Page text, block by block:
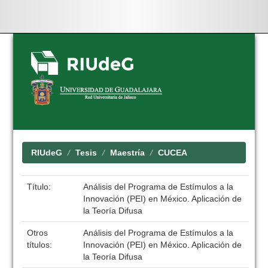
Skip
navigation
RIUdeG Tesis Maestría CUCEA
Título:
Análisis del Programa de Estímulos a la
Innovación (PEI) en México. Aplicación de
la Teoría Difusa
Otros
títulos:
Análisis del Programa de Estímulos a la
Innovación (PEI) en México. Aplicación de
la Teoría Difusa